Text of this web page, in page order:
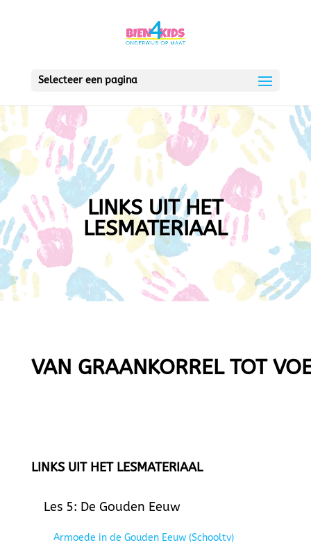
Selecteer een pagina
LINKS UIT HET
LESMATERIAAL
VAN GRAANKORREL TOT
LINKS UIT HET LESMATERIAAL
Les 5: De Gouden Eeuw
Armoede in de Gouden Eeuw (Schooltv)